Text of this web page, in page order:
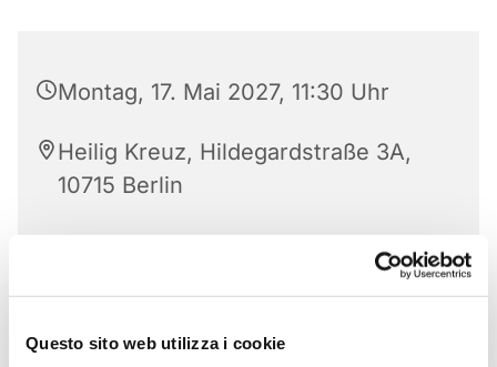
Questo sito web utilizza i cookie
Montag, 17. Mai 2027, 11:30 Uhr
Heilig Kreuz, Hildegardstraße 3A,
10715 Berlin